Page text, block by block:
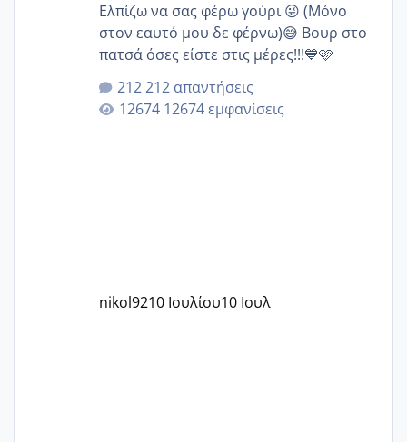
Ελπίζω να σας φέρω γούρι 😜 (Μόνο
στον εαυτό μου δε φέρνω)😅 Βουρ στο
πατσά όσες είστε στις μέρες!!!💙🩷
212 απαντήσεις
12674 εμφανίσεις
nikol9210 Ιουλίου10 Ιουλ